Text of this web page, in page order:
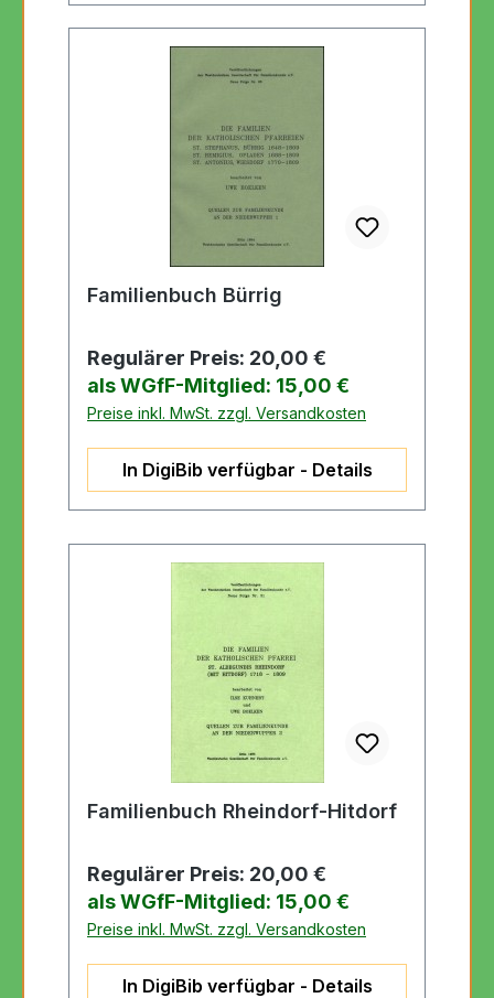
Familienbuch Bürrig
Regulärer Preis:
20,00 €
als WGfF-Mitglied: 15,00 €
Preise inkl. MwSt. zzgl. Versandkosten
In DigiBib verfügbar - Details
Familienbuch Rheindorf-Hitdorf
Regulärer Preis:
20,00 €
als WGfF-Mitglied: 15,00 €
Preise inkl. MwSt. zzgl. Versandkosten
In DigiBib verfügbar - Details